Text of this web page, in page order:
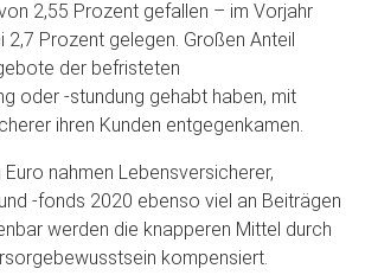
2,55 Prozent gefallen – im Vorjahr
2,7 Prozent gelegen. Großen Anteil
der befristeten
oder -stundung gehabt haben, mit
ihren Kunden entgegenkamen.
nahmen Lebensversicherer,
-fonds 2020 ebenso viel an Beiträgen
werden die knapperen Mittel durch
kompensiert.